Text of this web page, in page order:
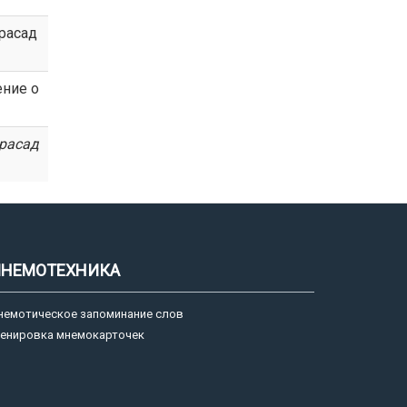
о
запоминание слов
мнемокарточек